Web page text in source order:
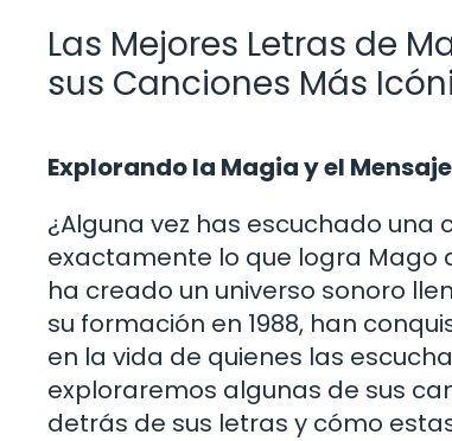
Las Mejores Letras de
sus Canciones Más
Explorando la Magia y el
¿Alguna vez has escuchado
exactamente lo que logra Mago
ha creado un universo sonoro
su formación en 1988, han
en la vida de quienes las
exploraremos algunas de sus
detrás de sus letras y cómo